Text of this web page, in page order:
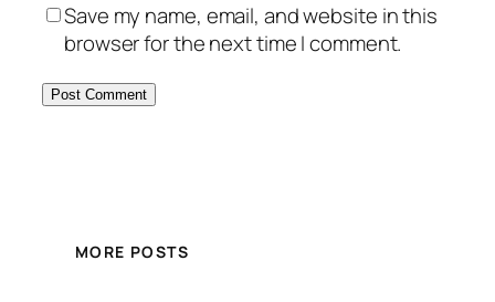
Save my name, email, and website in this
browser for the next time I comment.
MORE POSTS